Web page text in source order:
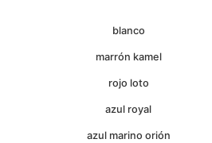
blanco
marrón kamel
rojo loto
azul royal
azul marino orión